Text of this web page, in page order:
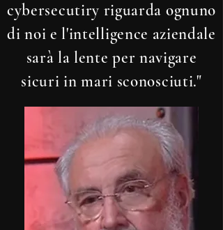
cybersecutiry riguarda ognuno
di noi e l'intelligence aziendale
sarà la lente per navigare
sicuri in mari sconosciuti."